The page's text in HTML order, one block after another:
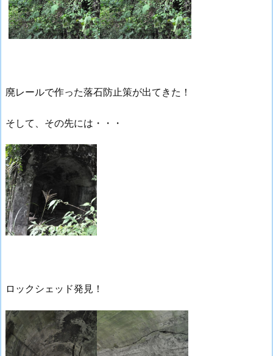
廃レールで作った落石防止策が出てきた！
そして、その先には・・・
ロックシェッド発見！